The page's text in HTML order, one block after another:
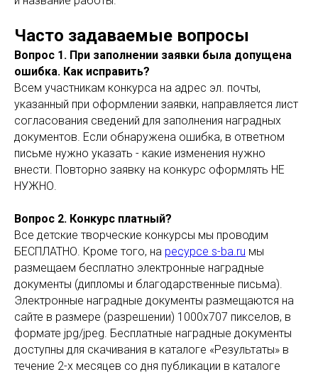
Часто задаваемые вопросы
Вопрос 1. При заполнении заявки была допущена
ошибка. Как исправить?
Всем участникам конкурса на адрес эл. почты,
указанный при оформлении заявки, направляется лист
согласования сведений для заполнения наградных
документов. Если обнаружена ошибка, в ответном
письме нужно указать - какие изменения нужно
внести. Повторно заявку на конкурс оформлять НЕ
НУЖНО.
Вопрос 2. Конкурс платный?
Все детские творческие конкурсы мы проводим
БЕСПЛАТНО. Кроме того, на ресурсе s-ba.ru мы
размещаем бесплатно электронные наградные
документы (дипломы и благодарственные письма).
Электронные наградные документы размещаются на
сайте в размере (разрешении) 1000х707 пикселов, в
формате jpg/jpeg. Бесплатные наградные документы
доступны для скачивания в каталоге «Результаты» в
течение 2-х месяцев со дня публикации в каталоге